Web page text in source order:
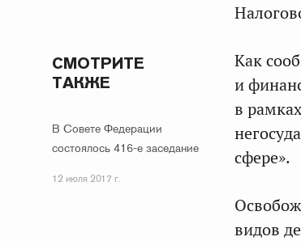
СМОТРИТЕ
ТАКЖЕ
В Совете Федерации
состоялось 416-е заседание
12 июля 2017 г.
Как
и
в
сфере».
видов